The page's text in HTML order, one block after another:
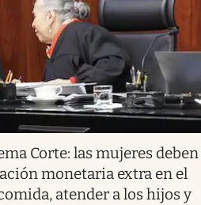
Corte: las mujeres deben
monetaria extra en el
atender a los hijos y